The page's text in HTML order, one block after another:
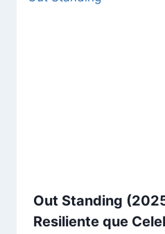
Out Standing
Resiliente que